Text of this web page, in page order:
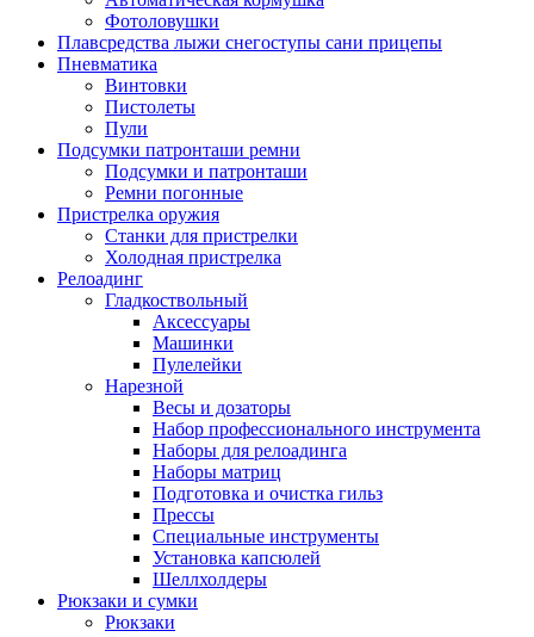
Фотоловушки
Плавсредства лыжи снегоступы сани прицепы
Пневматика
Винтовки
Пистолеты
Пули
Подсумки патронташи ремни
Подсумки и патронташи
Ремни погонные
Пристрелка оружия
Станки для пристрелки
Холодная пристрелка
Релоадинг
Гладкоствольный
Аксессуары
Машинки
Пулелейки
Нарезной
Весы и дозаторы
Набор профессионального инструмента
Наборы для релоадинга
Наборы матриц
Подготовка и очистка гильз
Прессы
Специальные инструменты
Установка капсюлей
Шеллхолдеры
Рюкзаки и сумки
Рюкзаки